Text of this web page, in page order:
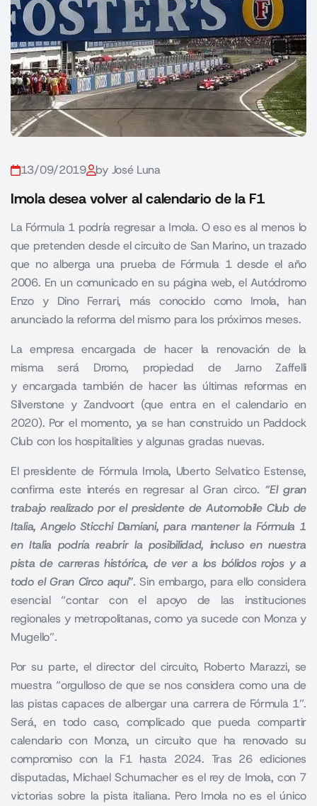
13/09/2019 by José Luna
Imola desea volver al calendario de la F1
La Fórmula 1 podría regresar a Imola. O eso es al menos lo
que pretenden desde el circuito de San Marino, un trazado
que no alberga una prueba de Fórmula 1 desde el año
2006. En un comunicado en su página web, el Autódromo
Enzo y Dino Ferrari, más conocido como Imola, han
anunciado la reforma del mismo para los próximos meses.
La empresa encargada de hacer la renovación de la
misma será Dromo, propiedad de Jarno Zaffelli
y encargada también de hacer las últimas reformas en
Silverstone y Zandvoort (que entra en el calendario en
2020). Por el momento, ya se han construido un Paddock
Club con los hospitalities y algunas gradas nuevas.
El presidente de Fórmula Imola, Uberto Selvatico Estense,
confirma este interés en regresar al Gran circo. “El gran
trabajo realizado por el presidente de Automobile Club de
Italia, Angelo Sticchi Damiani, para mantener la Fórmula 1
en Italia podría reabrir la posibilidad, incluso en nuestra
pista de carreras histórica, de ver a los bólidos rojos y a
todo el Gran Circo aquí”. Sin embargo, para ello considera
esencial “contar con el apoyo de las instituciones
regionales y metropolitanas, como ya sucede con Monza y
Mugello”.
Por su parte, el director del circuito, Roberto Marazzi, se
muestra “orgulloso de que se nos considera como una de
las pistas capaces de albergar una carrera de Fórmula 1”.
Será, en todo caso, complicado que pueda compartir
calendario con Monza, un circuito que ha renovado su
compromiso con la F1 hasta 2024. Tras 26 ediciones
disputadas, Michael Schumacher es el rey de Imola, con 7
victorias sobre la pista italiana. Pero Imola no es el único